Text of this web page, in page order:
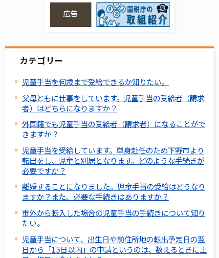
広告
カテゴリー
児童手当を何歳まで受給できるか知りたい。
父母ともに仕事をしています。児童手当の受給者（請求
者）はどちらになりますか？
外国籍でも児童手当の受給者（請求者）になることがで
きますか？
児童手当を受給しています。単身赴任のため下野市より
転出をし、児童と別居となります。どのような手続きが
必要ですか？
離婚することになりました。児童手当の受給はどうなり
ますか？また、必要な手続きはありますか？
市外から転入した場合の児童手当の手続きについて知り
たい。
児童手当について、出生日や前住所地の転出予定日の翌
日から「15日以内」の申請というのは、数えるときに土